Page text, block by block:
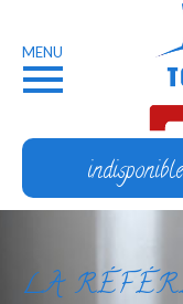
MENU
indisponible
LA